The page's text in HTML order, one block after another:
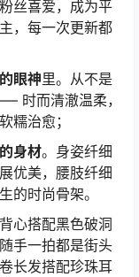
丝喜爱，成为平
，每一次更新都
眼神里。从不是
时而清澈温柔，
糯治愈；
身材。身姿纤细
优美，腰肢纤细
的时尚骨架。
心搭配黑色破洞
手一拍都是街头
长发搭配珍珠耳